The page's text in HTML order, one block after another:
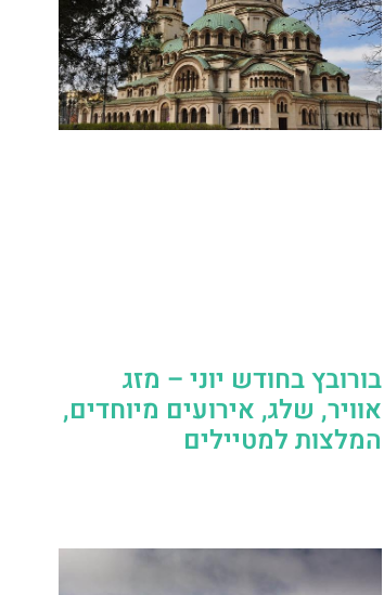
בורובץ בחודש יוני – מזג
אוויר, שלג, אירועים מיוחדים,
המלצות למטיילים